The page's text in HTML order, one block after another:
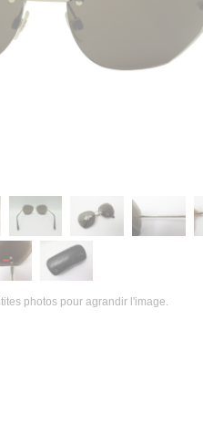
photos pour agrandir l'image.